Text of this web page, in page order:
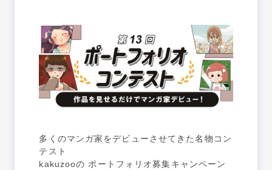
多くのマンガ家をデビューさせてきた名物コン
テスト
kakuzooの ポートフォリオ募集キャンペーン